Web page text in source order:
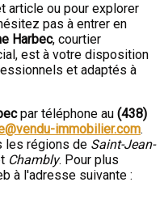
article ou pour explorer
pas à entrer en
Harbec, courtier
est à votre disposition
et adaptés à
par téléphone au (438)
immobilier.com.
les régions de Saint-Jean-
Chambly. Pour plus
à l'adresse suivante :